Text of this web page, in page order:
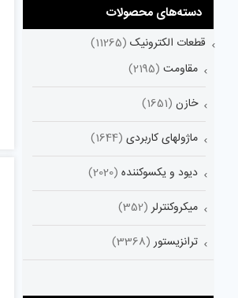
دسته‌های محصولات
قطعات الکترونیک (11265)
مقاومت (2195)
خازن (1651)
ماژولهای کاربردی (1644)
دیود و یکسوکننده (2020)
میکروکنترلر (352)
ترانزیستور (3368)